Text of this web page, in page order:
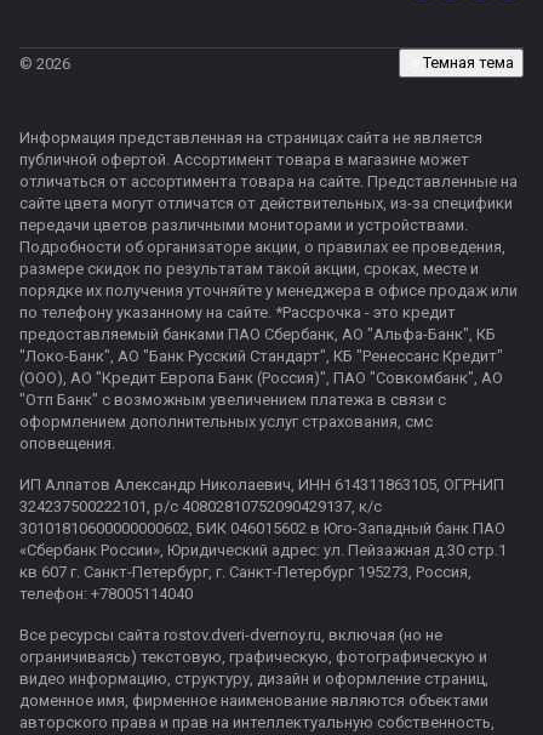
© 2026 Темная тема
Информация представленная на страницах сайта не является
публичной офертой. Ассортимент товара в магазине может
отличаться от ассортимента товара на сайте. Представленные на
сайте цвета могут отличатся от действительных, из-за специфики
передачи цветов различными мониторами и устройствами.
Подробности об организаторе акции, о правилах ее проведения,
размере скидок по результатам такой акции, сроках, месте и
порядке их получения уточняйте у менеджера в офисе продаж или
по телефону указанному на сайте. *Рассрочка - это кредит
предоставляемый банками ПАО Сбербанк, АО "Альфа-Банк", КБ
"Локо-Банк", АО "Банк Русский Стандарт", КБ "Ренессанс Кредит"
(ООО), АО "Кредит Европа Банк (Россия)", ПАО "Совкомбанк", АО
"Отп Банк" с возможным увеличением платежа в связи с
оформлением дополнительных услуг страхования, смс
оповещения.
ИП Алпатов Александр Николаевич, ИНН 614311863105, ОГРНИП
324237500222101, р/с 40802810752090429137, к/с
30101810600000000602, БИК 046015602 в Юго-Западный банк ПАО
«Сбербанк России», Юридический адрес: ул. Пейзажная д.30 стр.1
кв 607 г. Санкт-Петербург, г. Санкт-Петербург 195273, Россия,
телефон: +78005114040
Все ресурсы сайта rostov.dveri-dvernoy.ru, включая (но не
ограничиваясь) текстовую, графическую, фотографическую и
видео информацию, структуру, дизайн и оформление страниц,
доменное имя, фирменное наименование являются объектами
авторского права и прав на интеллектуальную собственность,